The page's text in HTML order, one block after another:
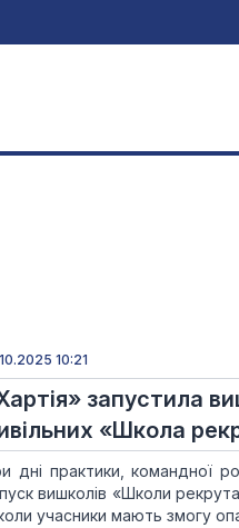
10:21
запустила
«Школа
дні практики, командної
вишколів «Школи
учасники мають змогу